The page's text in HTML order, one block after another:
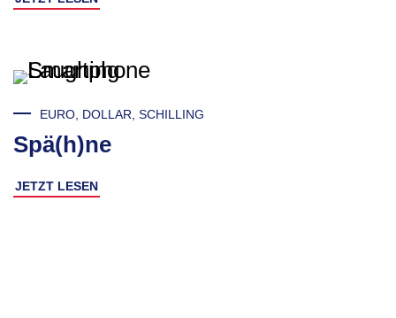
EURO, DOLLAR, SCHILLING
Spä(h)ne
JETZT LESEN